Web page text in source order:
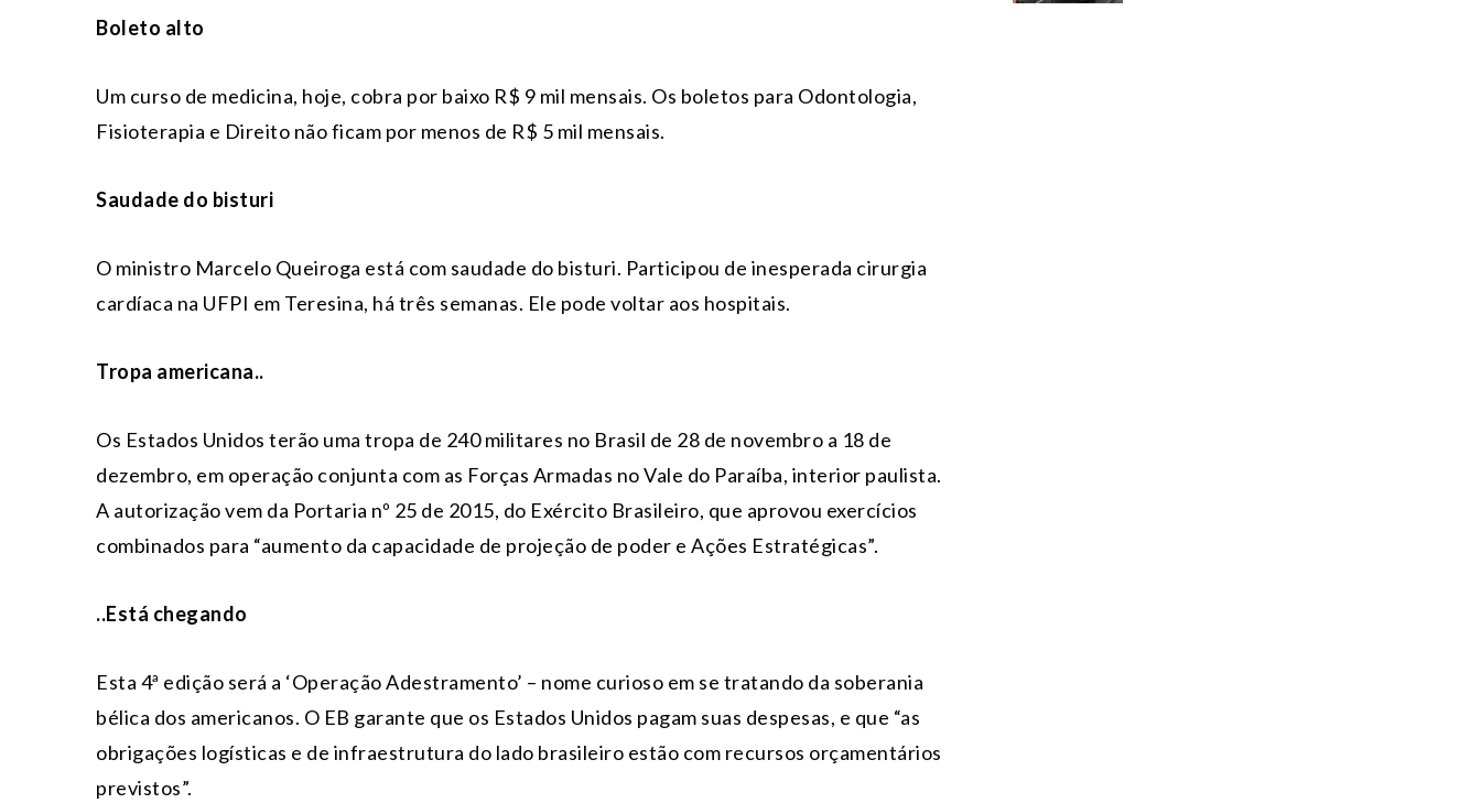
Boleto alto
Um curso de medicina, hoje, cobra por baixo R$ 9 mil mensais. Os boletos para Odontologia,
Fisioterapia e Direito não ficam por menos de R$ 5 mil mensais.
Saudade do bisturi
O ministro Marcelo Queiroga está com saudade do bisturi. Participou de inesperada cirurgia
cardíaca na UFPI em Teresina, há três semanas. Ele pode voltar aos hospitais.
Tropa americana..
Os Estados Unidos terão uma tropa de 240 militares no Brasil de 28 de novembro a 18 de
dezembro, em operação conjunta com as Forças Armadas no Vale do Paraíba, interior paulista.
A autorização vem da Portaria nº 25 de 2015, do Exército Brasileiro, que aprovou exercícios
combinados para “aumento da capacidade de projeção de poder e Ações Estratégicas”.
..Está chegando
Esta 4ª edição será a ‘Operação Adestramento’ – nome curioso em se tratando da soberania
bélica dos americanos. O EB garante que os Estados Unidos pagam suas despesas, e que “as
obrigações logísticas e de infraestrutura do lado brasileiro estão com recursos orçamentários
previstos”.